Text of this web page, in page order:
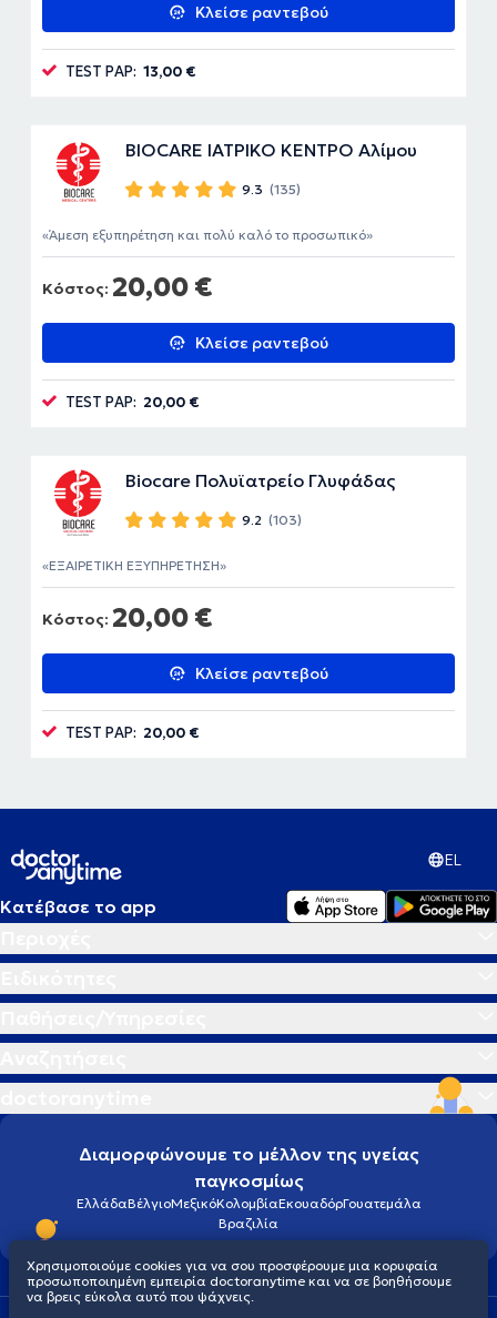
Κλείσε ραντεβού
TEST PAP: 13,00 €
BIOCARE ΙΑΤΡΙΚΟ ΚΕΝΤΡΟ Αλίμου
9.3 (135)
Κόστος: 20,00 €
Κλείσε ραντεβού
Άμεση εξυπηρέτηση και πολύ καλό το προσωπικό
TEST PAP: 20,00 €
Biocare Πολυϊατρείο Γλυφάδας
9.2 (103)
Κόστος: 20,00 €
Κλείσε ραντεβού
ΕΞΑΙΡΕΤΙΚΗ ΕΞΥΠΗΡΕΤΗΣΗ
TEST PAP: 20,00 €
EL
Κατέβασε το app
Διαμορφώνουμε το μέλλον της υγείας
παγκοσμίως
ΕλλάδαΒέλγιοΜεξικόΚολομβίαΕκουαδόρΓουατεμάλα
Βραζιλία
Χρησιμοποιούμε cookies για να σου προσφέρουμε μια κορυφαία
προσωποποιημένη εμπειρία doctoranytime και να σε βοηθήσουμε
να βρεις εύκολα αυτό που ψάχνεις.